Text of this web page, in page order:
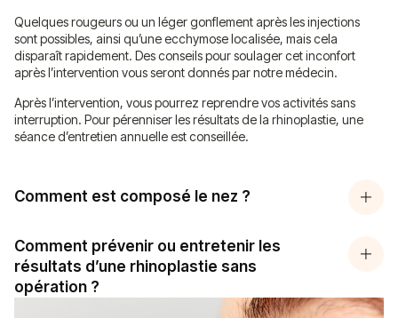
Quelques rougeurs ou un léger gonflement après les injections
sont possibles, ainsi qu’une ecchymose localisée, mais cela
disparaît rapidement. Des conseils pour soulager cet inconfort
après l’intervention vous seront donnés par notre médecin.
Après l’intervention, vous pourrez reprendre vos activités sans
interruption. Pour pérenniser les résultats de la rhinoplastie, une
séance d’entretien annuelle est conseillée.
Comment est composé le nez ?
Comment prévenir ou entretenir les
résultats d’une rhinoplastie sans
opération ?